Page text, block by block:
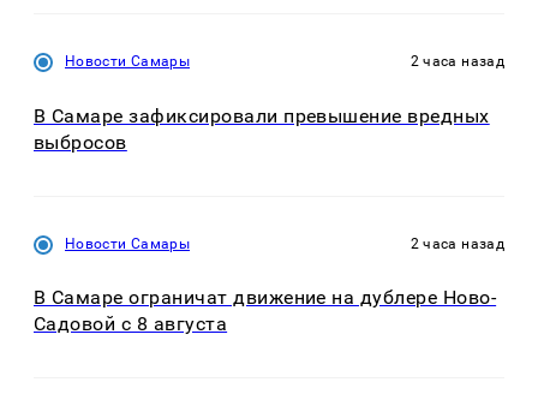
Новости Самары 2 часа назад
В Самаре зафиксировали превышение вредных
выбросов
Новости Самары 2 часа назад
В Самаре ограничат движение на дублере Ново-
Садовой с 8 августа